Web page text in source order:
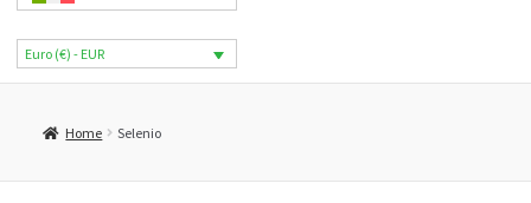
Euro (€) - EUR
Home Selenio